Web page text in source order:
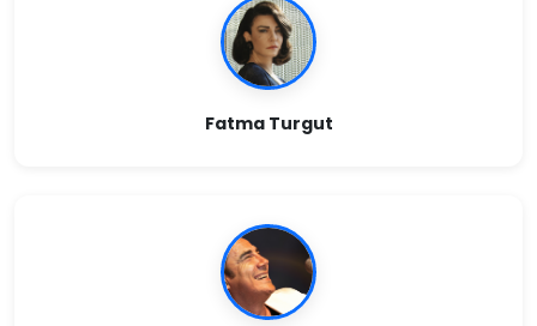
Fatma Turgut